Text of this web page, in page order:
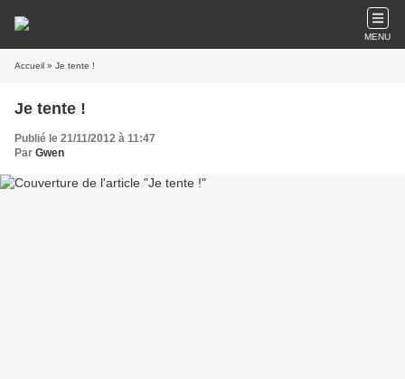
MENU
Accueil » Je tente !
Je tente !
Publié le 21/11/2012 à 11:47
Par Gwen